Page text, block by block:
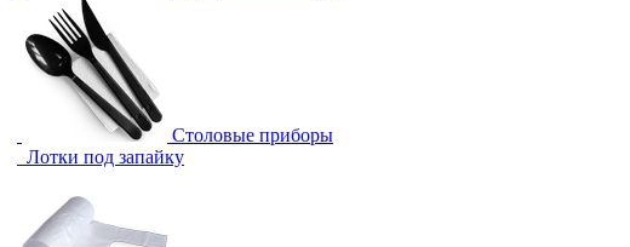
Столовые приборы
Лотки под запайку